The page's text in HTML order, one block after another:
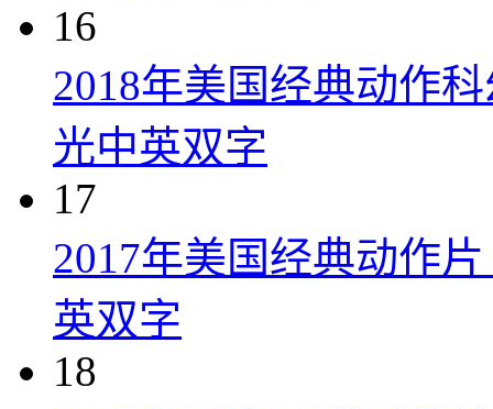
16
2018年美国经典动作
光中英双字
17
2017年美国经典动作
英双字
18